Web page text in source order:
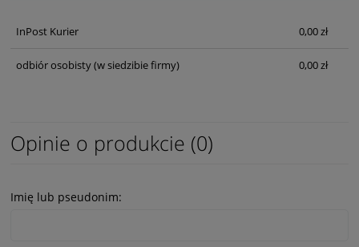
InPost Kurier 0,00 zł
odbiór osobisty(w siedzibie firmy) 0,00 zł
Opinie o produkcie (0)
Imię lub pseudonim: